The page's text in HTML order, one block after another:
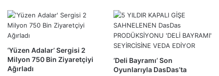
‘Yüzen Adalar’ Sergisi 2
Milyon 750 Bin Ziyaretçiyi
Ağırladı
‘Deli Bayramı’ Son
Oyunlarıyla DasDas’ta